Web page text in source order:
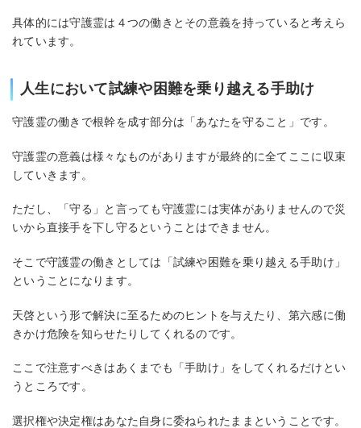
具体的には守護霊は４つの働きとその意義を持っていると考えら
れています。
人生において試練や困難を乗り越える手助け
守護霊の働きで根幹を成す部分は「あなたを守ること」です。
守護霊の意義は様々なものがありますが最終的に全てここに収束
していきます。
ただし、「守る」と言っても守護霊には実体がありませんので災
いから直接手を下し守るということはできません。
そこで守護霊の働きとしては「試練や困難を乗り越える手助け」
ということになります。
天啓という形で解決に至るためのヒントを与えたり、第六感に働
きかけ危険を知らせたりしてくれるのです。
ここで注意すべきはあくまでも「手助け」をしてくれるだけとい
うところです。
選択権や決定権はあなた自身に委ねられたままということです。